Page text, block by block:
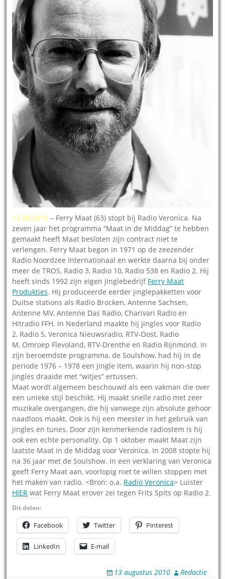
13.08.2010 – Ferry Maat (63) stopt bij Radio Veronica. Na
zeven jaar het programma “Maat in de Middag” te hebben
gemaakt heeft Maat besloten zijn contract niet te
verlengen. Ferry Maat begon in 1971 op de zeezender
Radio Noordzee Internationaal en werkte daarna bij onder
meer de TROS, Radio 3, Radio 10, Radio 538 en Radio 2. Hij
heeft sinds 1992 zijn eigen jinglebedrijf Ferry Maat
Produkties. Hij produceerde eerder jinglepakketten voor
Duitse stations als Radio Brocken, Antenne Sachsen,
Antenne MV, Antenne Das Radio, Charivari Radio en
Hitradio FFH. In Nederland maakte hij jingles voor Radio
2, Radio 5, Veronica Nieuwsradio, RTV-Oost, Radio
M, Omroep Flevoland, RTV-Drenthe en Radio Rijnmond. In
zijn beroemdste programma, de Soulshow, had hij in de
periode 1976 – 1978 een jingle item, waarin hij non-stop
jingles draaide met “witjes” ertussen.
Maat wordt algemeen beschouwd als een vakman die over
een unieke stijl beschikt. Hij maakt snelle radio met zeer
muzikale overgangen, die hij vanwege zijn absolute gehoor
naadloos maakt. Ook is hij een meester in het gebruik van
jingles en tunes. Door zijn kenmerkende radiostem is hij
ook een echte personality. Op 1 oktober maakt Maat zijn
laatste Maat in de Middag voor Veronica. In 2008 stopte hij
na 36 jaar met de Soulshow. In een verklaring van Veronica
geeft Ferry Maat aan, voorlopig niet te willen stoppen met
het maken van radio. <Bron: o.a. Radio Veronica> Luister
HIER wat Ferry Maat erover zei tegen Frits Spits op Radio 2.
Dit delen:
Facebook Twitter Pinterest
LinkedIn E-mail
13 augustus 2010 Redactie